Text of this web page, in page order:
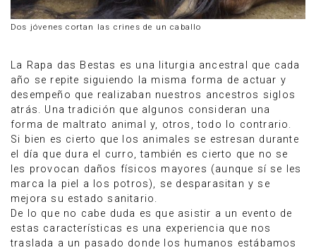
Dos jóvenes cortan las crines de un caballo
La Rapa das Bestas es una liturgia ancestral que cada
año se repite siguiendo la misma forma de actuar y
desempeño que realizaban nuestros ancestros siglos
atrás. Una tradición que algunos consideran una
forma de maltrato animal y, otros, todo lo contrario.
Si bien es cierto que los animales se estresan durante
el día que dura el curro, también es cierto que no se
les provocan daños físicos mayores (aunque sí se les
marca la piel a los potros), se desparasitan y se
mejora su estado sanitario.
De lo que no cabe duda es que asistir a un evento de
estas características es una experiencia que nos
traslada a un pasado donde los humanos estábamos